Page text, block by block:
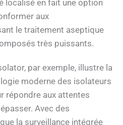
localisé en fait une option
aux
le traitement aseptique
très puissants.
par exemple, illustre la
moderne des isolateurs
répondre aux attentes
Avec des
la surveillance intégrée